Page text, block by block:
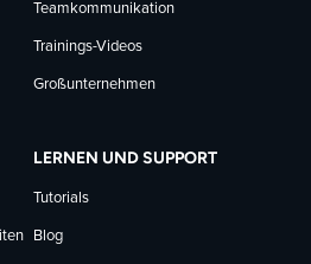
Teamkommunikation
Trainings-Videos
Großunternehmen
LERNEN UND SUPPORT
Tutorials
Blog